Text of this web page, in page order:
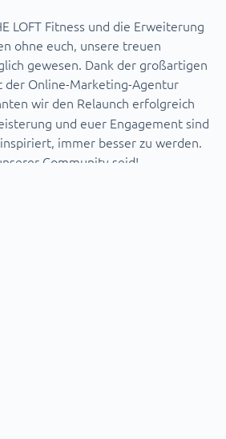
LOFT Fitness und die Erweiterung
ohne euch, unsere treuen
gewesen. Dank der großartigen
der Online-Marketing-Agentur
wir den Relaunch erfolgreich
und euer Engagement sind
immer besser zu werden.
Community seid!